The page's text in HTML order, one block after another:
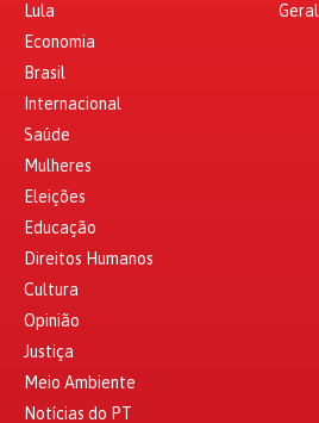
Lula
Economia
Brasil
Internacional
Saúde
Mulheres
Eleições
Educação
Direitos Humanos
Cultura
Opinião
Justiça
Meio Ambiente
Notícias do PT
Geral